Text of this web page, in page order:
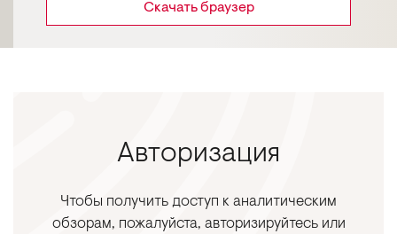
Скачать браузер
Авторизация
Чтобы получить доступ к аналитическим
обзорам, пожалуйста, авторизируйтесь или